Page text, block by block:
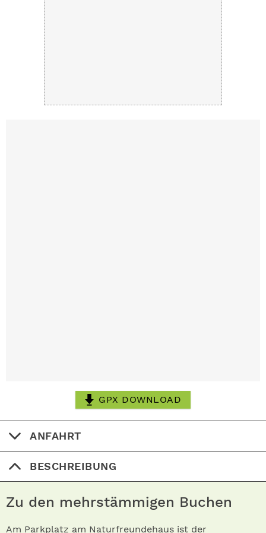
GPX DOWNLOAD
ANFAHRT
BESCHREIBUNG
Zu den mehrstämmigen Buchen
Am Parkplatz am Naturfreundehaus ist der